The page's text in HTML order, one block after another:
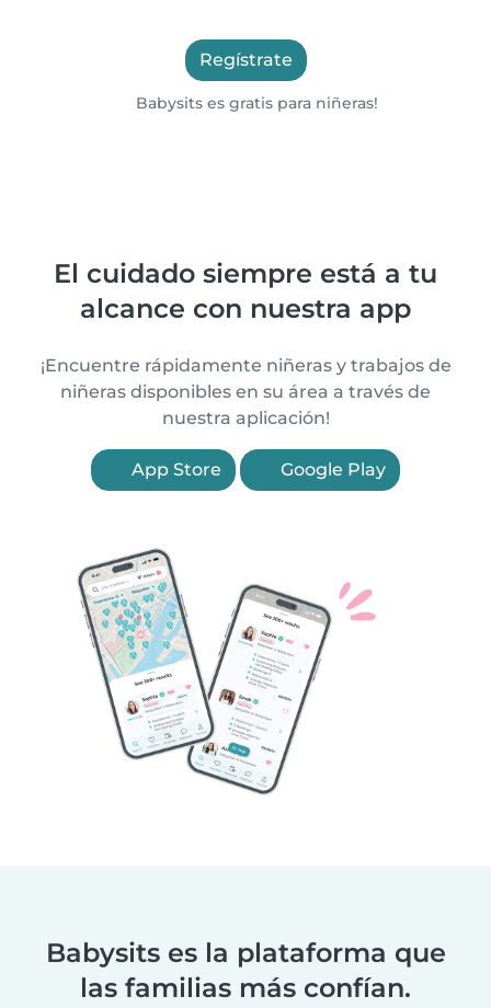
Regístrate
Babysits es gratis para niñeras!
El cuidado siempre está a tu
alcance con nuestra app
¡Encuentre rápidamente niñeras y trabajos de
niñeras disponibles en su área a través de
nuestra aplicación!
App Store Google Play
Babysits es la plataforma que
las familias más confían.